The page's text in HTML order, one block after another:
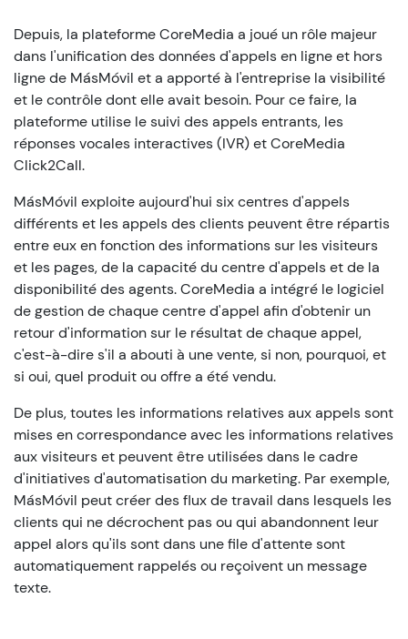
Depuis, la plateforme CoreMedia a joué un rôle majeur
dans l'unification des données d'appels en ligne et hors
ligne de MásMóvil et a apporté à l'entreprise la visibilité
et le contrôle dont elle avait besoin. Pour ce faire, la
plateforme utilise le suivi des appels entrants, les
réponses vocales interactives (IVR) et CoreMedia
Click2Call.
MásMóvil exploite aujourd'hui six centres d'appels
différents et les appels des clients peuvent être répartis
entre eux en fonction des informations sur les visiteurs
et les pages, de la capacité du centre d'appels et de la
disponibilité des agents. CoreMedia a intégré le logiciel
de gestion de chaque centre d'appel afin d'obtenir un
retour d'information sur le résultat de chaque appel,
c'est-à-dire s'il a abouti à une vente, si non, pourquoi, et
si oui, quel produit ou offre a été vendu.
De plus, toutes les informations relatives aux appels sont
mises en correspondance avec les informations relatives
aux visiteurs et peuvent être utilisées dans le cadre
d'initiatives d'automatisation du marketing. Par exemple,
MásMóvil peut créer des flux de travail dans lesquels les
clients qui ne décrochent pas ou qui abandonnent leur
appel alors qu'ils sont dans une file d'attente sont
automatiquement rappelés ou reçoivent un message
texte.